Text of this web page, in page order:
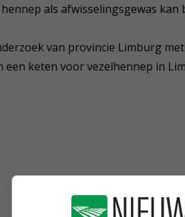
als afwisselingsgewas kan
van provincie Limburg
keten voor vezelhennep in